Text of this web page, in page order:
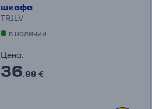
шкафа
TR1LV
в наличии
Цена:
36.99 €